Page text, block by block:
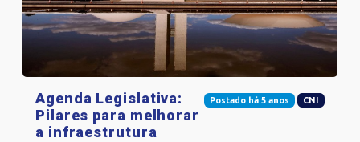
Postado há 5 anos CNI
Agenda Legislativa:
Pilares para melhorar
a infraestrutura